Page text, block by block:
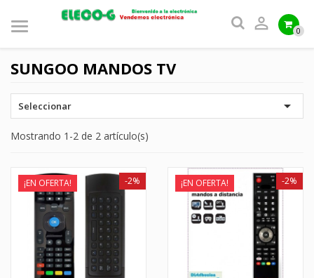
 0
SUNGOO MANDOS TV
Seleccionar 
Mostrando 1-2 de 2 artículo(s)
¡EN OFERTA! -2% ¡EN OFERTA! -2%